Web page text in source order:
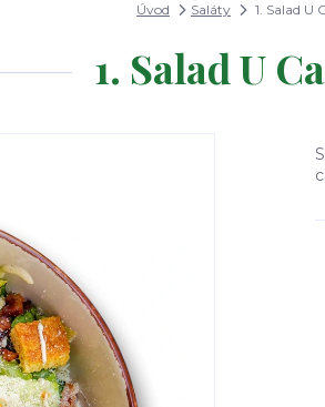
Úvod Saláty 1. Salad U
1. Salad U